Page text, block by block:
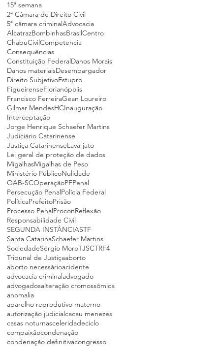
15ª semana
2ª Câmara de Direito Civil
5ª câmara criminalAdvocacia
AlcatrazBombinhasBrasilCentro
ChabuCivilCompetencia
Consequências
Constituição FederalDanos Morais
Danos materiaisDesembargador
Direito SubjetivoEstupro
FigueirenseFlorianópolis
Francisco FerreiraGean Loureiro
Gilmar MendesHCInauguração
Interceptação
Jorge Henrique Schaefer Martins
Judiciário Catarinense
Justiça CatarinenseLava-jato
Lei geral de proteção de dados
MigalhasMigalhas de Peso
Ministério PúblicoNulidade
OAB-SCOperaçãoPFPenal
Persecução PenalPolícia Federal
PolíticaPrefeitoPrisão
Processo PenalProconReflexão
Responsabilidade Civil
SEGUNDA INSTÂNCIASTF
Santa CatarinaSchaefer Martins
SociedadeSérgio MoroTJSCTRF4
Tribunal de Justiçaaborto
aborto necessárioacidente
advocacia criminaladvogado
advogadosalteração cromossômica
anomalia
aparelho reprodutivo materno
autorização judicialcacau menezes
casas noturnasceleridadeciclo
compaixãocondenação
condenação definitivacongresso